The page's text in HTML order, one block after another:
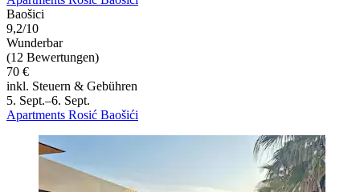
Baošici
9,2/10
Wunderbar
(12 Bewertungen)
70 €
inkl. Steuern & Gebühren
5. Sept.–6. Sept.
Apartments Rosić Baošići